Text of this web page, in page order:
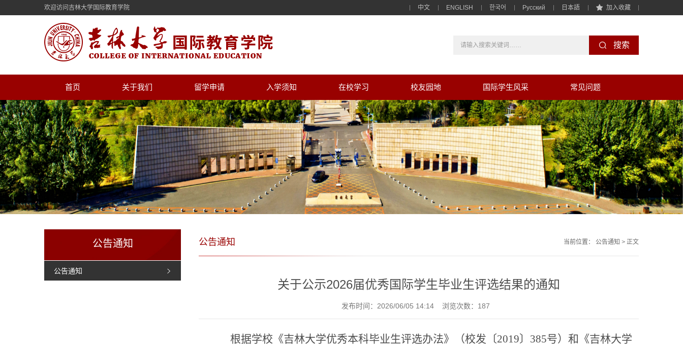
欢迎访问吉林大学国际教育学院 中文 ENGLISH 한국어 Pусский 日本語 加入收藏
首页 关于我们 留学申请 入学须知 在校学习 校友园地 国际学生风采 常见问题
公告通知
公告通知
公告通知 当前位置： 公告通知 >正文
关于公示2026届优秀国际学生毕业生评选结果的通知
发布时间：2026/06/05 14:14 浏览次数： 187
根据学校 《吉林大学优秀本科毕业生评选办法》 （校发〔2019〕 385号）和 《吉林大学